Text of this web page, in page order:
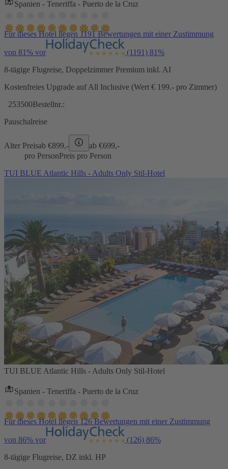
Spanien - Teneriffa - Puerto de la Cruz
Für dieses Hotel liegen 1191 Bewertungen mit einer Zustimmung
von 81% vor (1191) 81%
8-tägige Flugreise, Doppelzimmer Premium inkl. AI
Kostenfreies Upgrade auf All Inclusive (Wert € 199.- pro Zimmer)
253500Bestellnr.:
Pauschalreise
Alter Preisab €899,- ab €699,-
pro PersonPreis pro Person
TUI BLUE Atlantic Hills - Adults Only Stil-Hotel
TUI BLUE Atlantic Hills - Adults Only Stil-Hotel
Spanien - Teneriffa - Puerto de la Cruz
Für dieses Hotel liegen 126 Bewertungen mit einer Zustimmung
von 86% vor (126) 86%
8-tägige Flugreise, DZ inkl. HP